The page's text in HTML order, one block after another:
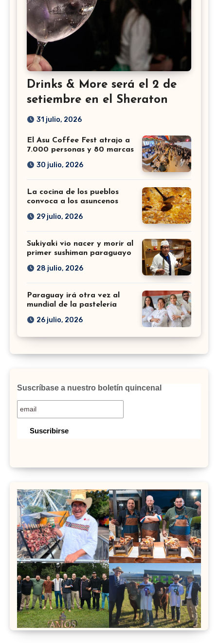
Drinks & More será el 2 de
setiembre en el Sheraton
31 julio, 2026
El Asu Coffee Fest atrajo a
7.000 personas y 80 marcas
30 julio, 2026
La cocina de los pueblos
convoca a los asuncenos
29 julio, 2026
Sukiyaki vio nacer y morir al
primer sushiman paraguayo
28 julio, 2026
Paraguay irá otra vez al
mundial de la pastelería
26 julio, 2026
Suscríbase a nuestro boletín quincenal